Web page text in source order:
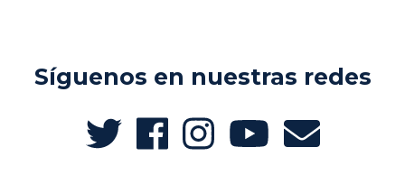
Síguenos en nuestras redes